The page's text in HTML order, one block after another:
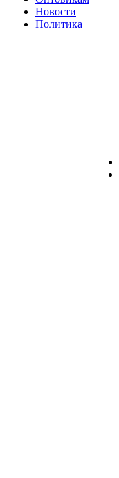
Новости
Политика